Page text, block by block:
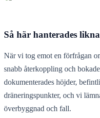
Så här hanterades
När vi tog emot en förfrågan
snabb återkoppling och
dokumenterades höjder,
dräneringspunkter, och vi
överbyggnad och fall.